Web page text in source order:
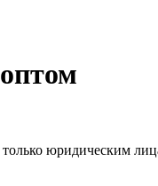
юридическим